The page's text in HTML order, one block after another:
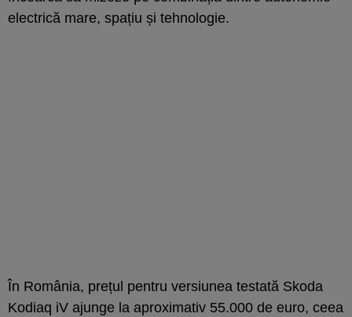
electrică mare, spațiu și tehnologie.
În România, prețul pentru versiunea testată Skoda
Kodiaq iV ajunge la aproximativ 55.000 de euro, ceea